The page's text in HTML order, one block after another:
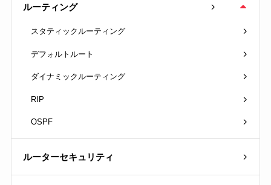
ルーティング
スタティックルーティング
デフォルトルート
ダイナミックルーティング
RIP
OSPF
ルーターセキュリティ